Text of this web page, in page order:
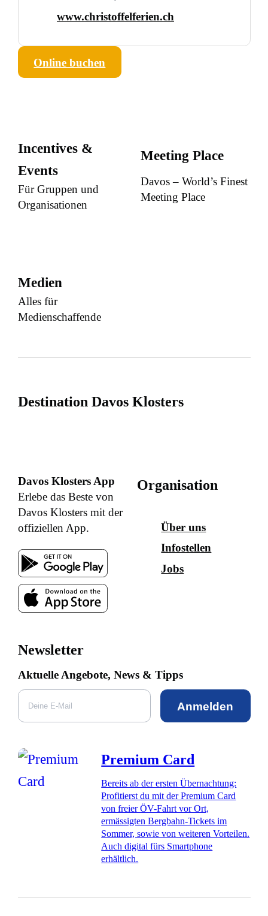
www.christoffelferien.ch
Online buchen
Incentives &
Events
Für Gruppen und
Organisationen
Meeting Place
Davos – World’s Finest
Meeting Place
Medien
Alles für
Medienschaffende
Destination Davos Klosters
Davos Klosters App
Erlebe das Beste von
Davos Klosters mit der
offiziellen App.
Organisation
Über uns
Infostellen
Jobs
Newsletter
Aktuelle Angebote, News & Tipps
Anmelden
Premium Card
Bereits ab der ersten Übernachtung:
Profitierst du mit der Premium Card
von freier ÖV-Fahrt vor Ort,
ermässigten Bergbahn-Tickets im
Sommer, sowie von weiteren Vorteilen.
Auch digital fürs Smartphone
erhältlich.